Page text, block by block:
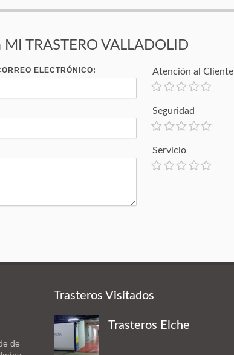
TRASTERO VALLADOLID
Atención al Cliente
Seguridad
Servicio
ELECTRÓNICO:
de
Trasteros Visitados
Trasteros Elche